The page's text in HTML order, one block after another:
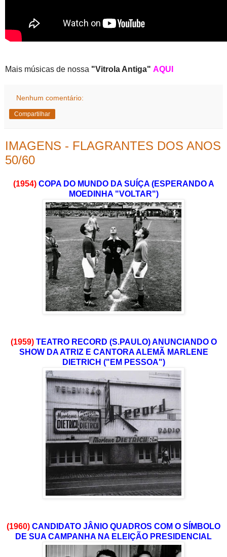
Mais músicas de nossa "Vitrola Antiga" AQUI
Nenhum comentário:
Compartilhar
IMAGENS - FLAGRANTES DOS ANOS
50/60
(1954)COPA DO MUNDO DA SUÍÇA (ESPERANDO A
MOEDINHA "VOLTAR")
(1959)TEATRO RECORD (S.PAULO) ANUNCIANDO O
SHOW DA ATRIZ E CANTORA ALEMÃ MARLENE
DIETRICH ("EM PESSOA")
(1960) CANDIDATO JÂNIO QUADROS COM O SÍMBOLO
DE SUA CAMPANHA NA ELEIÇÃO PRESIDENCIAL